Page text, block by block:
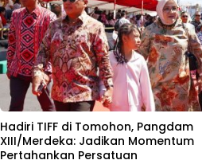
Hadiri TIFF di Tomohon, Pangdam
XIII/Merdeka: Jadikan Momentum
Pertahankan Persatuan